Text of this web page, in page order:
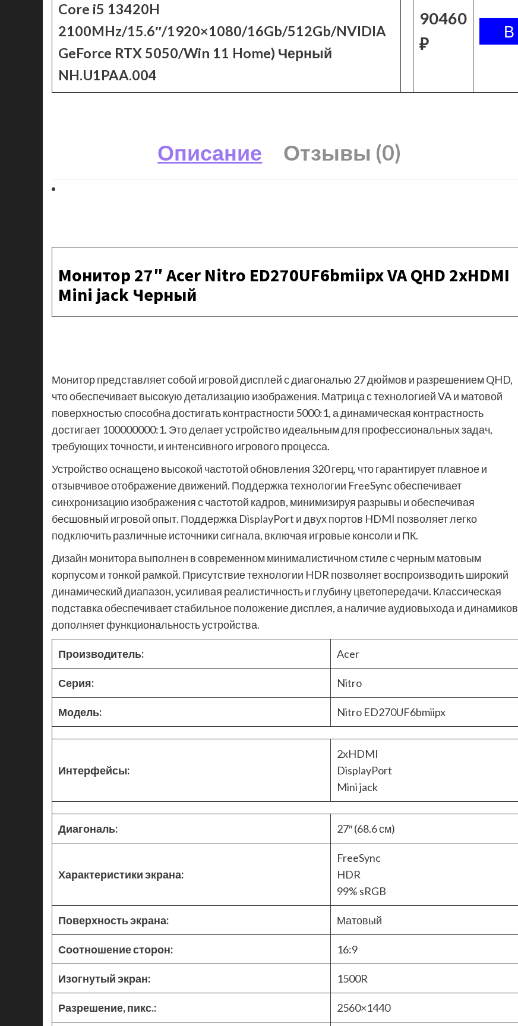
Core i5 13420H
2100MHz/15.6″/1920×1080/16Gb/512Gb/NVIDIA
GeForce RTX 5050/Win 11 Home) Черный
NH.U1PAA.004
90460
₽
Описание Отзывы (0)
Монитор 27″ Acer Nitro ED270UF6bmiipx VA QHD 2xHDMI
Mini jack Черный
Монитор представляет собой игровой дисплей с диагональю 27 дюймов и разрешением QHD,
что обеспечивает высокую детализацию изображения. Матрица с технологией VA и матовой
поверхностью способна достигать контрастности 5000:1, а динамическая контрастность
достигает 100000000:1. Это делает устройство идеальным для профессиональных задач,
требующих точности, и интенсивного игрового процесса.
Устройство оснащено высокой частотой обновления 320 герц, что гарантирует плавное и
отзывчивое отображение движений. Поддержка технологии FreeSync обеспечивает
синхронизацию изображения с частотой кадров, минимизируя разрывы и обеспечивая
бесшовный игровой опыт. Поддержка DisplayPort и двух портов HDMI позволяет легко
подключить различные источники сигнала, включая игровые консоли и ПК.
Дизайн монитора выполнен в современном минималистичном стиле с черным матовым
корпусом и тонкой рамкой. Присутствие технологии HDR позволяет воспроизводить широкий
динамический диапазон, усиливая реалистичность и глубину цветопередачи. Классическая
подставка обеспечивает стабильное положение дисплея, а наличие аудиовыхода и динамиков
дополняет функциональность устройства.
Производитель: Acer
Серия: Nitro
Модель: Nitro ED270UF6bmiipx
Интерфейсы:
2xHDMI
DisplayPort
Mini jack
Диагональ: 27″ (68.6 см)
Характеристики экрана:
FreeSync
HDR
99% sRGB
Поверхность экрана: Матовый
Соотношение сторон: 16:9
Изогнутый экран: 1500R
Разрешение, пикс.: 2560×1440